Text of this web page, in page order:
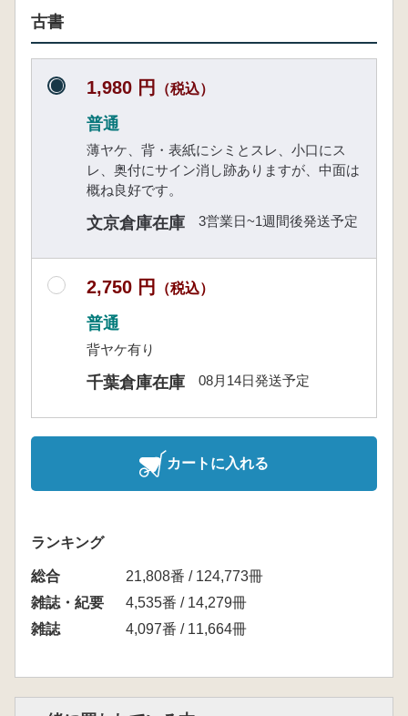
古書
1,980 円 （税込）
普通
薄ヤケ、背・表紙にシミとスレ、小口にス
レ、奥付にサイン消し跡ありますが、中面は
概ね良好です。
文京倉庫在庫 3営業日~1週間後発送予定
2,750 円 （税込）
普通
背ヤケ有り
千葉倉庫在庫 08月14日発送予定
カートに入れる
ランキング
総合
21,808番 / 124,773冊
雑誌・紀要
4,535番 / 14,279冊
雑誌
4,097番 / 11,664冊